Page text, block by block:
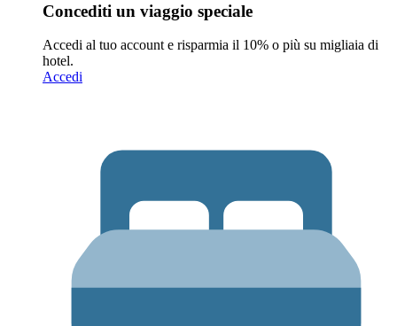
Concediti un viaggio speciale
Accedi al tuo account e risparmia il 10% o più su migliaia di
hotel.
Accedi